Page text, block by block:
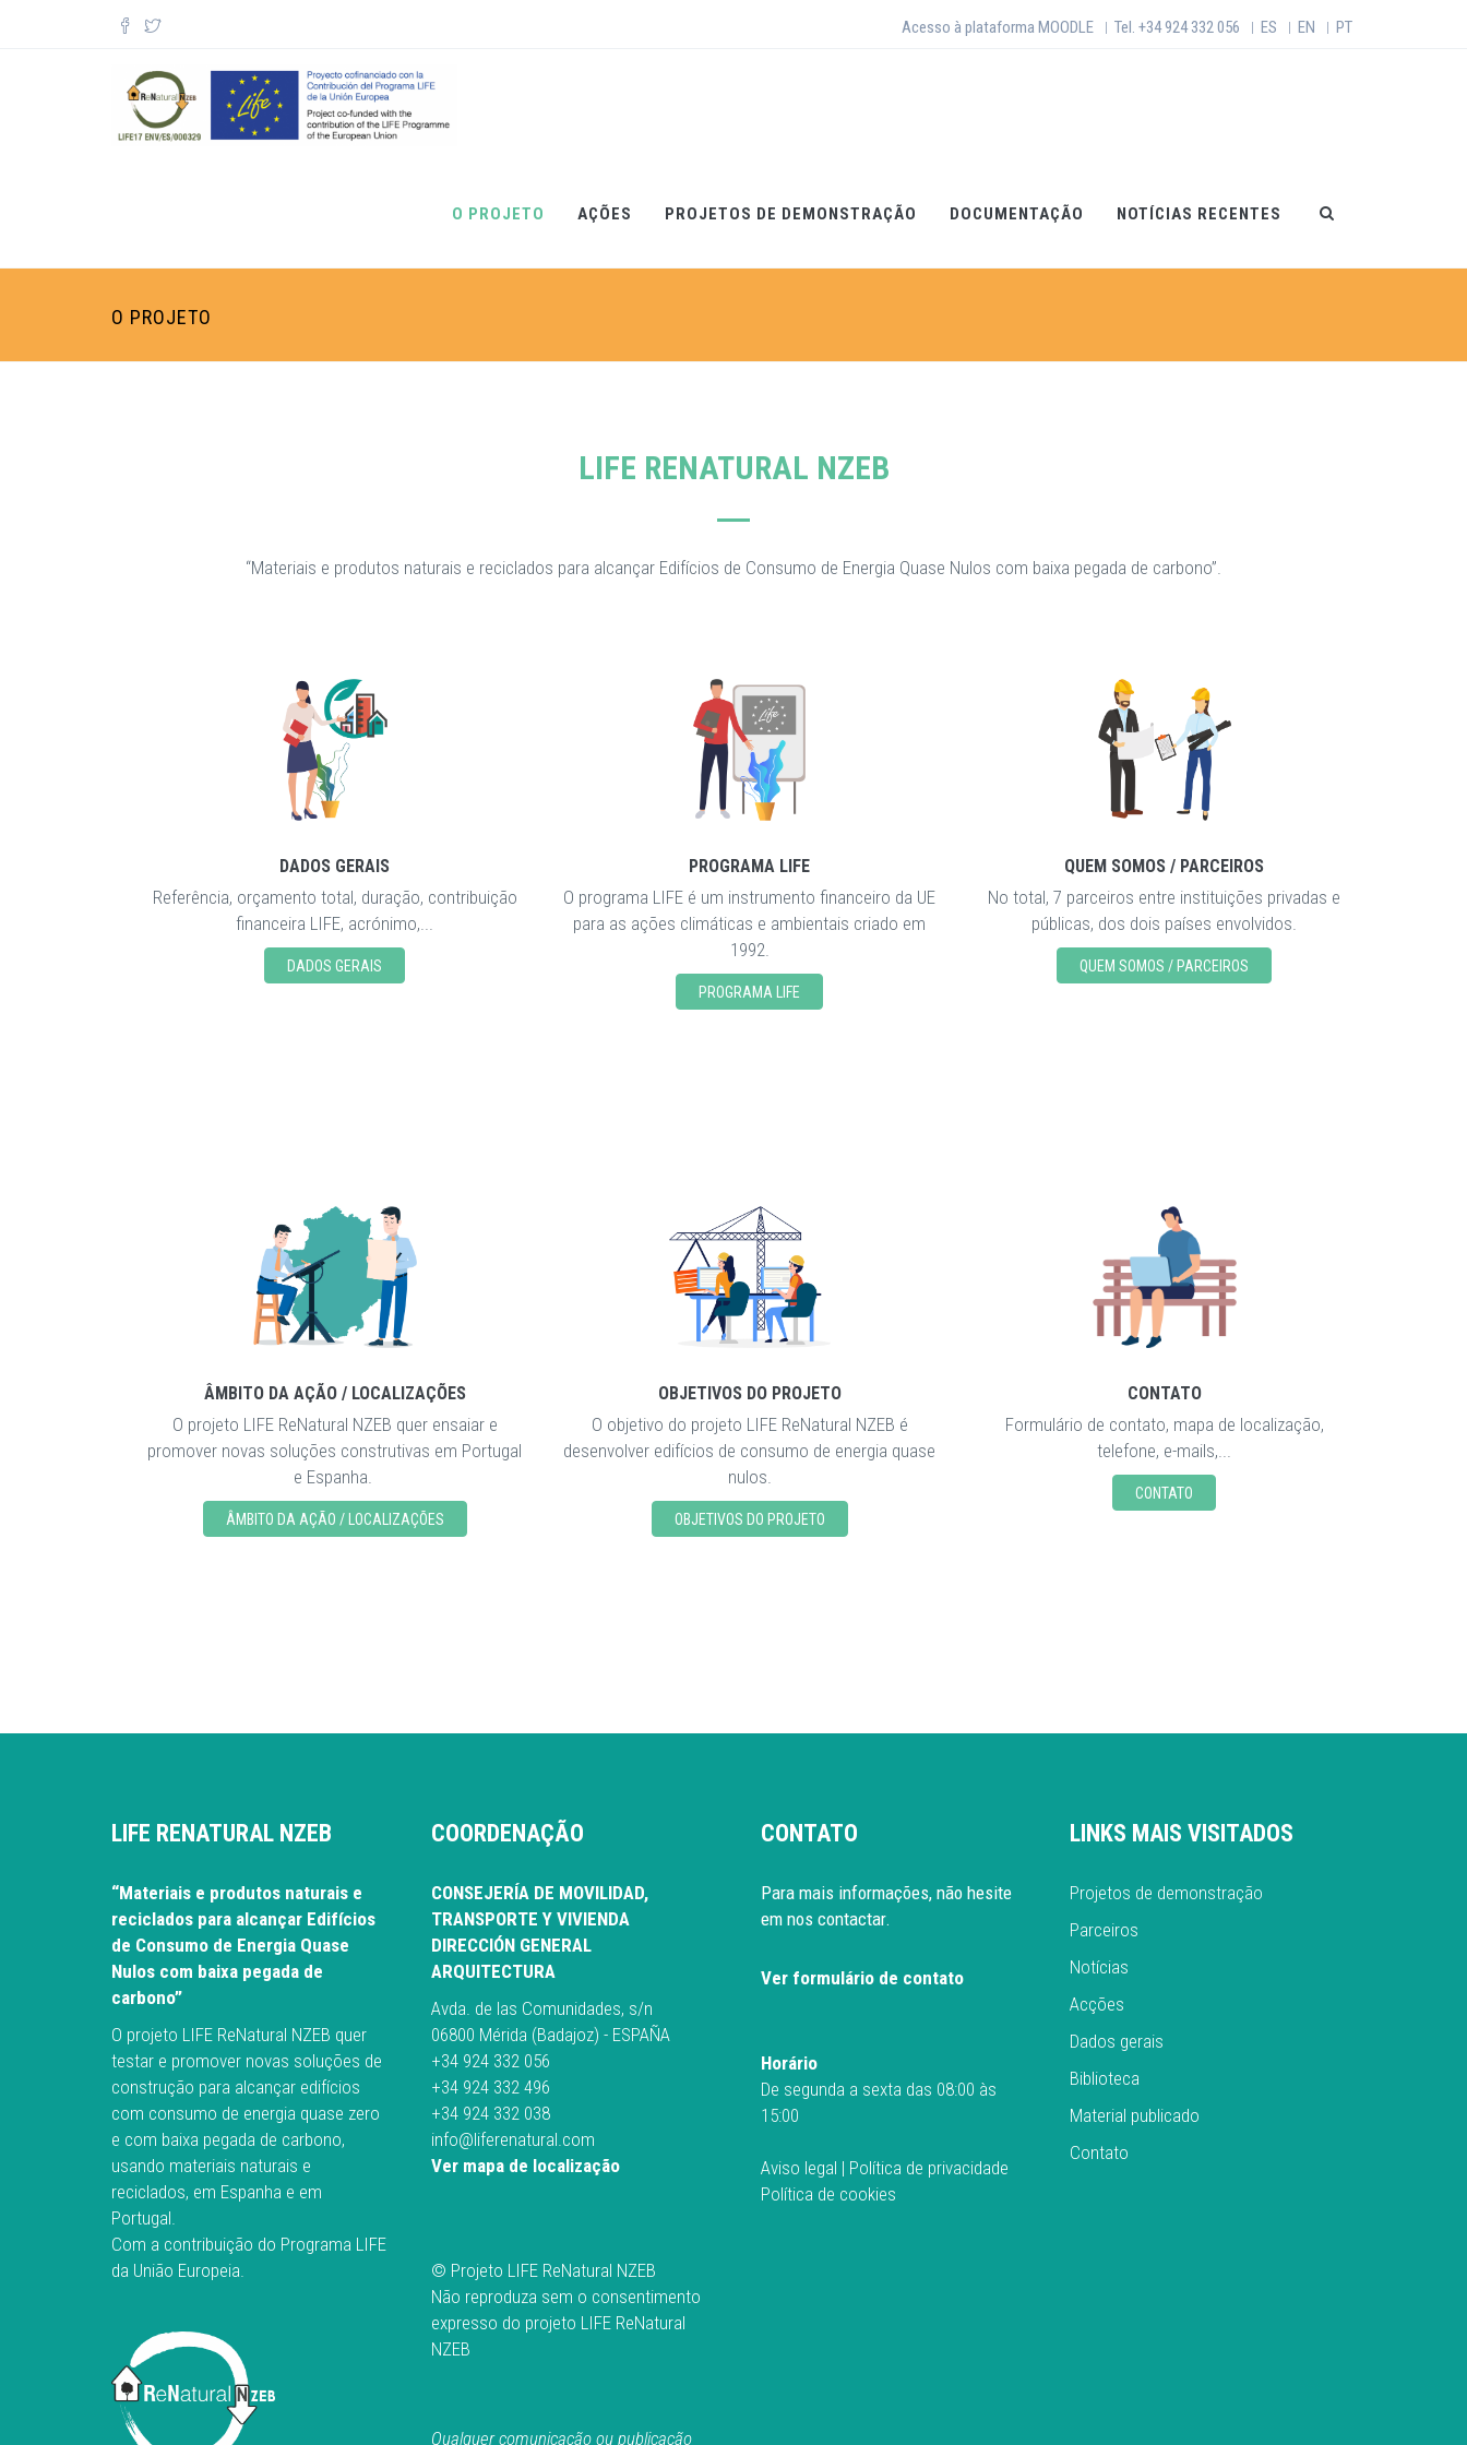
Passar para o conteúdo principal
Acesso à plataforma MOODLE | Tel. +34 924 332 056 | ES | EN | PT
Formulário de pesquisa
O PROJETO AÇÕES PROJETOS DE DEMONSTRAÇÃO DOCUMENTAÇÃO NOTÍCIAS RECENTES
O PROJETO
LIFE RENATURAL NZEB
“Materiais e produtos naturais e reciclados para alcançar Edifícios de Consumo de Energia Quase Nulos com baixa pegada de carbono”.
DADOS GERAIS
Referência, orçamento total, duração, contribuição
financeira LIFE, acrónimo,...
DADOS GERAIS
PROGRAMA LIFE
O programa LIFE é um instrumento financeiro da UE
para as ações climáticas e ambientais criado em
1992.
PROGRAMA LIFE
QUEM SOMOS / PARCEIROS
No total, 7 parceiros entre instituições privadas e
públicas, dos dois países envolvidos.
QUEM SOMOS / PARCEIROS
ÂMBITO DA AÇÃO / LOCALIZAÇÕES
O projeto LIFE ReNatural NZEB quer ensaiar e
promover novas soluções construtivas em Portugal
e Espanha.
ÂMBITO DA AÇÃO / LOCALIZAÇÕES
OBJETIVOS DO PROJETO
O objetivo do projeto LIFE ReNatural NZEB é
desenvolver edifícios de consumo de energia quase
nulos.
OBJETIVOS DO PROJETO
CONTATO
Formulário de contato, mapa de localização,
telefone, e-mails,...
CONTATO
LIFE RENATURAL NZEB
“Materiais e produtos naturais e
reciclados para alcançar Edifícios
de Consumo de Energia Quase
Nulos com baixa pegada de
carbono”
O projeto LIFE ReNatural NZEB quer
testar e promover novas soluções de
construção para alcançar edifícios
com consumo de energia quase zero
e com baixa pegada de carbono,
usando materiais naturais e
reciclados, em Espanha e em
Portugal.
Com a contribuição do Programa LIFE
da União Europeia.
COORDENAÇÃO
CONSEJERÍA DE MOVILIDAD,
TRANSPORTE Y VIVIENDA
DIRECCIÓN GENERAL
ARQUITECTURA
Avda. de las Comunidades, s/n
06800 Mérida (Badajoz) - ESPAÑA
+34 924 332 056
+34 924 332 496
+34 924 332 038
info@liferenatural.com
Ver mapa de localização
© Projeto LIFE ReNatural NZEB
Não reproduza sem o consentimento
expresso do projeto LIFE ReNatural
NZEB
Qualquer comunicação ou publicação
CONTATO
Para mais informações, não hesite
em nos contactar.
Ver formulário de contato
Horário
De segunda a sexta das 08:00 às
15:00
Aviso legal | Política de privacidade
Política de cookies
LINKS MAIS VISITADOS
Projetos de demonstração
Parceiros
Notícias
Acções
Dados gerais
Biblioteca
Material publicado
Contato